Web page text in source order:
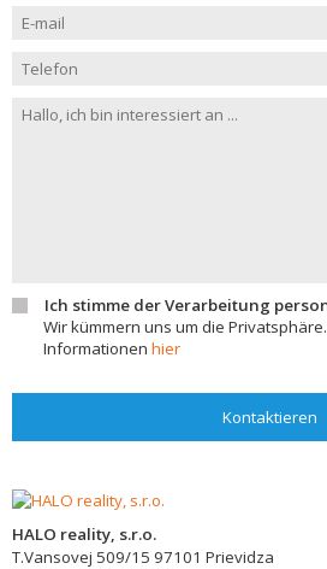
Ich stimme der Verarbeitung
Wir kümmern uns um die
Informationen hier
Kontaktieren
HALO reality, s.r.o.
T.Vansovej 509/15 97101 Prievidza